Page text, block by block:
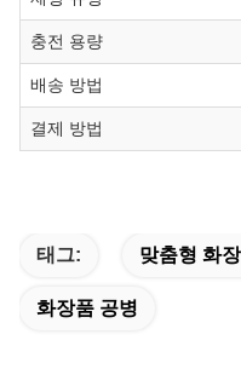
충전 용량
배송 방법
결제 방법
태그: 맞춤형 화
화장품 공병